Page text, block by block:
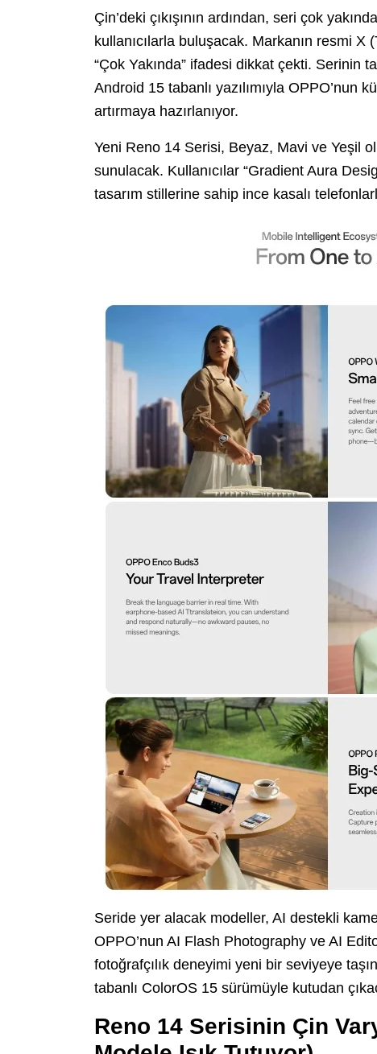
Çin’deki çıkışının ardından, seri çok
kullanıcılarla buluşacak. Markanın resmi X
“Çok Yakında” ifadesi dikkat çekti. Serinin
Android 15 tabanlı yazılımıyla OPPO’nun
artırmaya hazırlanıyor.
Yeni Reno 14 Serisi, Beyaz, Mavi ve Yeşil
sunulacak. Kullanıcılar “Gradient Aura
tasarım stillerine sahip ince kasalı
Seride yer alacak modeller, AI destekli
OPPO’nun AI Flash Photography ve AI
fotoğrafçılık deneyimi yeni bir seviyeye
tabanlı ColorOS 15 sürümüyle kutudan
Reno 14 Serisinin Çin